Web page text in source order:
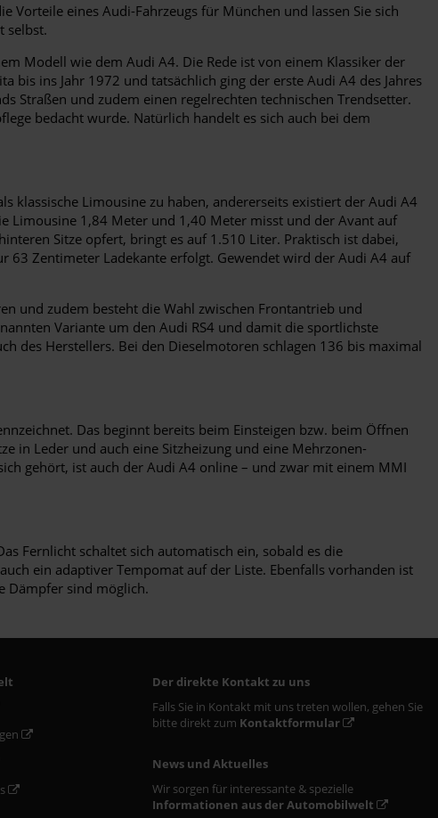
eines Audi-Fahrzeugs für München und lassen Sie sich
selbst.
Modell wie dem Audi A4. Die Rede ist von einem Klassiker der
bis ins Jahr 1972 und tatsächlich ging der erste Audi A4 des Jahres
Straßen und zudem einen regelrechten technischen Trendsetter.
bedacht wurde. Natürlich handelt es sich auch bei dem
klassische Limousine zu haben, andererseits existiert der Audi A4
Limousine 1,84 Meter und 1,40 Meter misst und der Avant auf
Sitze opfert, bringt es auf 1.510 Liter. Praktisch ist dabei,
63 Zentimeter Ladekante erfolgt. Gewendet wird der Audi A4 auf
und zudem besteht die Wahl zwischen Frontantrieb und
Variante um den Audi RS4 und damit die sportlichste
des Herstellers. Bei den Dieselmotoren schlagen 136 bis maximal
Das beginnt bereits beim Einsteigen bzw. beim Öffnen
in Leder und auch eine Sitzheizung und eine Mehrzonen-
gehört, ist auch der Audi A4 online – und zwar mit einem MMI
Fernlicht schaltet sich automatisch ein, sobald es die
ein adaptiver Tempomat auf der Liste. Ebenfalls vorhanden ist
Dämpfer sind möglich.
Der direkte Kontakt zu uns
Falls Sie in Kontakt mit uns treten wollen, gehen Sie
bitte direkt zum Kontaktformular
News und Aktuelles
Wir sorgen für interessante & spezielle
Informationen aus der Automobilwelt